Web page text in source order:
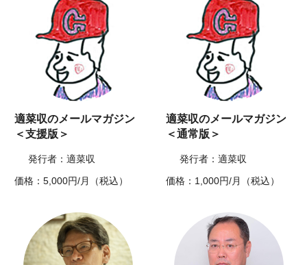
適菜収のメールマガジン
＜支援版＞
発行者：適菜収
価格：5,000円/月（税込）
適菜収のメールマガジン
＜通常版＞
発行者：適菜収
価格：1,000円/月（税込）